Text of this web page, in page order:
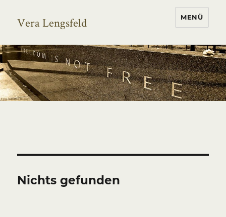
Vera Lengsfeld MENÜ
Nichts gefunden